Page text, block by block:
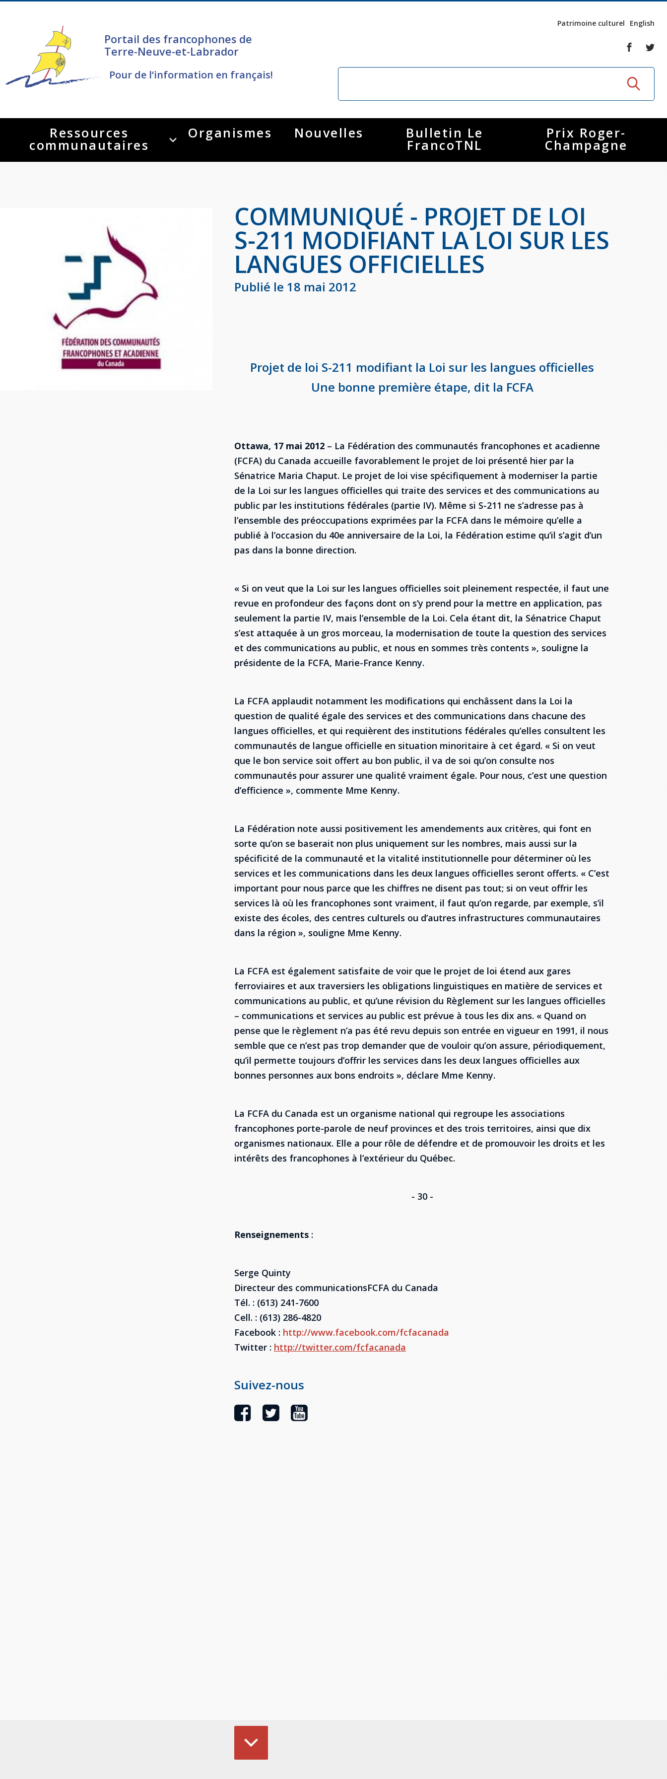
Portail des francophones de
Terre-Neuve-et-Labrador
Pour de l‘information en français!
Patrimoine culturel English
Ressources
communautaires
Organismes Nouvelles Bulletin Le
FrancoTNL
Prix Roger-
Champagne
COMMUNIQUÉ - PROJET DE LOI
S-211 MODIFIANT LA LOI SUR LES
LANGUES OFFICIELLES
Publié le 18 mai 2012
Projet de loi S-211 modifiant la Loi sur les langues officielles
Une bonne première étape, dit la FCFA
Ottawa, 17 mai 2012– La Fédération des communautés francophones et acadienne
(FCFA) du Canada accueille favorablement le projet de loi présenté hier par la
Sénatrice Maria Chaput. Le projet de loi vise spécifiquement à moderniser la partie
de la Loi sur les langues officielles qui traite des services et des communications au
public par les institutions fédérales (partie IV). Même si S-211 ne s’adresse pas à
l’ensemble des préoccupations exprimées par la FCFA dans le mémoire qu’elle a
publié à l’occasion du 40e anniversaire de la Loi, la Fédération estime qu’il s’agit d’un
pas dans la bonne direction.
« Si on veut que la Loi sur les langues officielles soit pleinement respectée, il faut une
revue en profondeur des façons dont on s’y prend pour la mettre en application, pas
seulement la partie IV, mais l’ensemble de la Loi. Cela étant dit, la Sénatrice Chaput
s’est attaquée à un gros morceau, la modernisation de toute la question des services
et des communications au public, et nous en sommes très contents », souligne la
présidente de la FCFA, Marie-France Kenny.
La FCFA applaudit notamment les modifications qui enchâssent dans la Loi la
question de qualité égale des services et des communications dans chacune des
langues officielles, et qui requièrent des institutions fédérales qu’elles consultent les
communautés de langue officielle en situation minoritaire à cet égard. « Si on veut
que le bon service soit offert au bon public, il va de soi qu’on consulte nos
communautés pour assurer une qualité vraiment égale. Pour nous, c’est une question
d’efficience », commente Mme Kenny.
La Fédération note aussi positivement les amendements aux critères, qui font en
sorte qu’on se baserait non plus uniquement sur les nombres, mais aussi sur la
spécificité de la communauté et la vitalité institutionnelle pour déterminer où les
services et les communications dans les deux langues officielles seront offerts. « C’est
important pour nous parce que les chiffres ne disent pas tout; si on veut offrir les
services là où les francophones sont vraiment, il faut qu’on regarde, par exemple, s’il
existe des écoles, des centres culturels ou d’autres infrastructures communautaires
dans la région », souligne Mme Kenny.
La FCFA est également satisfaite de voir que le projet de loi étend aux gares
ferroviaires et aux traversiers les obligations linguistiques en matière de services et
communications au public, et qu’une révision du Règlement sur les langues officielles
– communications et services au public est prévue à tous les dix ans. « Quand on
pense que le règlement n’a pas été revu depuis son entrée en vigueur en 1991, il nous
semble que ce n’est pas trop demander que de vouloir qu’on assure, périodiquement,
qu’il permette toujours d’offrir les services dans les deux langues officielles aux
bonnes personnes aux bons endroits », déclare Mme Kenny.
La FCFA du Canada est un organisme national qui regroupe les associations
francophones porte-parole de neuf provinces et des trois territoires, ainsi que dix
organismes nationaux. Elle a pour rôle de défendre et de promouvoir les droits et les
intérêts des francophones à l’extérieur du Québec.
- 30 -
Renseignements:
Serge Quinty
Directeur des communicationsFCFA du Canada
Tél. : (613) 241-7600
Cell. : (613) 286-4820
Facebook : http://www.facebook.com/fcfacanada
Twitter : http://twitter.com/fcfacanada
Suivez-nous